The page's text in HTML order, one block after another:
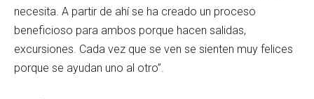
necesita. A partir de ahí se ha creado un proceso
beneficioso para ambos porque hacen salidas,
excursiones. Cada vez que se ven se sienten muy felices
porque se ayudan uno al otro”.